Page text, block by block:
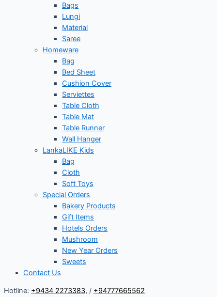
Bags
Lungi
Material
Saree
Homeware
Bag
Bed Sheet
Cushion Cover
Serviettes
Table Cloth
Table Mat
Table Runner
Wall Hanger
LankaLIKE Kids
Bag
Cloth
Soft Toys
Special Orders
Bakery Products
Gift Items
Hotels Orders
Mushroom
New Year Orders
Sweets
Contact Us
Hotline: +9434 2273383, / +94777665562